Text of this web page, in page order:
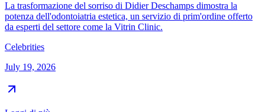
La trasformazione del sorriso di Didier Deschamps dimostra la
potenza dell'odontoiatria estetica, un servizio di prim'ordine offerto
da esperti del settore come la Vitrin Clinic.
Celebrities
July 19, 2026